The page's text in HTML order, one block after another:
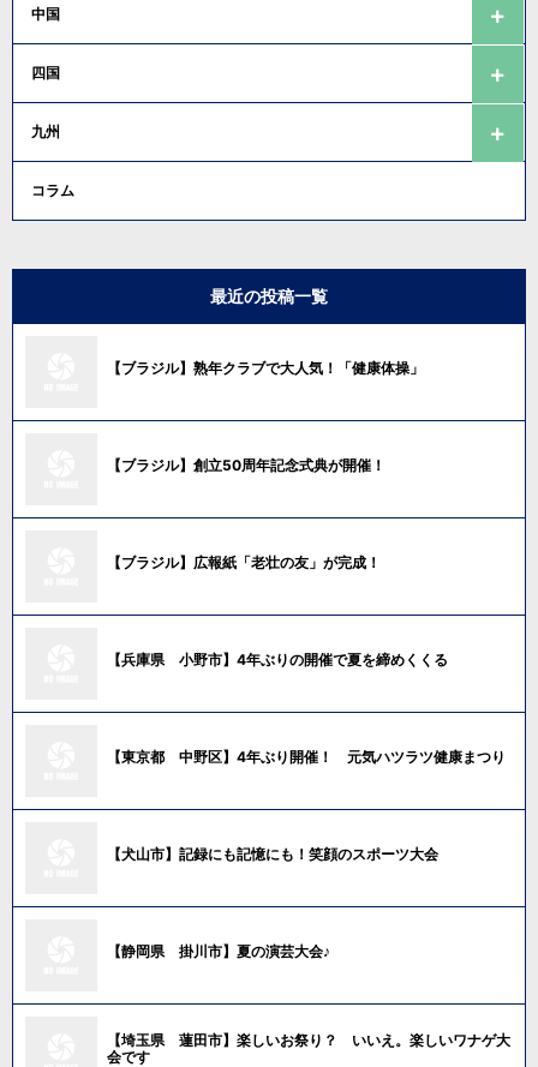
中国
四国
九州
コラム
最近の投稿一覧
【ブラジル】熟年クラブで大人気！「健康体操」
【ブラジル】創立50周年記念式典が開催！
【ブラジル】広報紙「老壮の友」が完成！
【兵庫県 小野市】4年ぶりの開催で夏を締めくくる
【東京都 中野区】4年ぶり開催！ 元気ハツラツ健康まつり
【犬山市】記録にも記憶にも！笑顔のスポーツ大会
【静岡県 掛川市】夏の演芸大会♪
【埼玉県 蓮田市】楽しいお祭り？ いいえ。楽しいワナゲ大
会です